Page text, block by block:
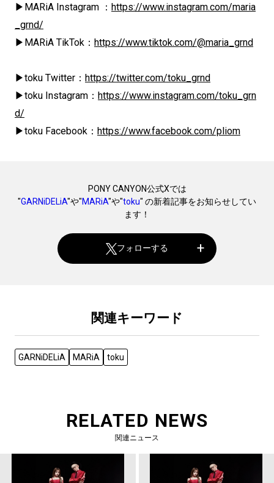
▶MARiA Instagram ： https://www.instagram.com/maria
_grnd/
▶MARiA TikTok： https://www.tiktok.com/@maria_grnd
▶toku Twitter： https://twitter.com/toku_grnd
▶toku Instagram： https://www.instagram.com/toku_grn
d/
▶toku Facebook： https://www.facebook.com/pliom
PONY CANYON公式Xでは
"GARNiDELiA"や"MARiA"や"toku" の新着記事をお知らせしてい
ます！
フォローする
関連キーワード
GARNiDELiA MARiA toku
RELATED NEWS
関連ニュース